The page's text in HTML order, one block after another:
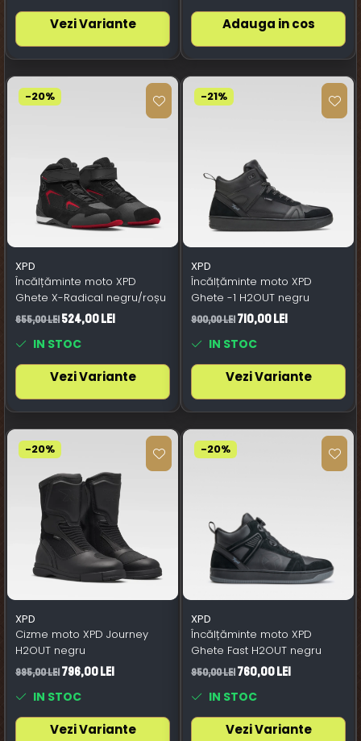
Vezi Variante Adauga in cos
-20%
XPD
Încălțăminte moto XPD
Ghete X-Radical negru/roșu
655,00 Lei524,00 Lei
IN STOC
Vezi Variante
-21%
XPD
Încălțăminte moto XPD
Ghete -1 H2OUT negru
900,00 Lei710,00 Lei
IN STOC
Vezi Variante
-20%
XPD
Cizme moto XPD Journey
H2OUT negru
995,00 Lei796,00 Lei
IN STOC
Vezi Variante
-20%
XPD
Încălțăminte moto XPD
Ghete Fast H2OUT negru
950,00 Lei760,00 Lei
IN STOC
Vezi Variante